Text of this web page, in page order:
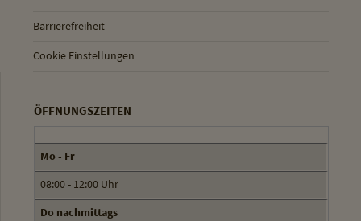
Barrierefreiheit
Cookie Einstellungen
ÖFFNUNGSZEITEN
Mo - Fr
08:00 - 12:00 Uhr
Do nachmittags